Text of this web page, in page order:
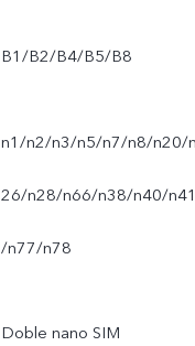
B1/B2/B4/B5/B8
n1/n2/n3/n5/n7/n8/n20/
26/n28/n66/n38/n40/
/n77/n78
Doble nano SIM